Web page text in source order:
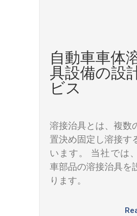
自動車車体
具設備の設
ビス
溶接治具とは、複数
置決め固定し溶接す
います。 当社では
車部品の溶接治具を
ります。